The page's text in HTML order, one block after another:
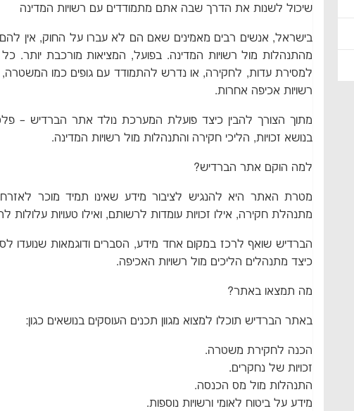
שיכול לשנות את הדרך שבה אתם מתמודדים עם רשויות המדינה
בישראל, אנשים רבים מאמינים שאם הם לא עברו על החוק, אין
מהתנהלות מול רשויות המדינה. בפועל, המציאות מורכבת יותר.
למסירת עדות, לחקירה, או נדרש להתמודד עם גופים כמו המשטרה,
רשויות אכיפה אחרות.
מתוך הצורך להבין כיצד פועלת המערכת נולד אתר הברדיש –
בנושא זכויות, הליכי חקירה והתנהלות מול רשויות המדינה.
למה הוקם אתר הברדיש?
מטרת האתר היא להנגיש לציבור מידע שאינו תמיד מוכר לאזרח
מתנהלת חקירה, אילו זכויות עומדות לרשותם, ואילו טעויות
הברדיש שואף לרכז במקום אחד מידע, הסברים ודוגמאות שנועדו
כיצד מתנהלים הליכים מול רשויות האכיפה.
מה תמצאו באתר?
באתר הברדיש תוכלו למצוא מגוון תכנים העוסקים בנושאים כגון:
הכנה לחקירת משטרה.
זכויות של נחקרים.
התנהלות מול מס הכנסה.
מידע על ביטוח לאומי ורשויות נוספות.